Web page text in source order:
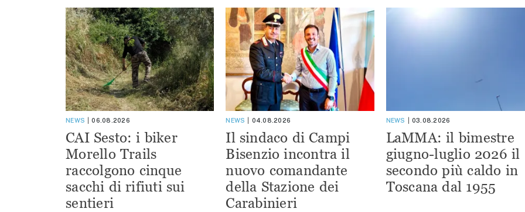
NEWS 06.08.2026
CAI Sesto: i biker
Morello Trails
raccolgono cinque
sacchi di rifiuti sui
sentieri
NEWS 04.08.2026
Il sindaco di Campi
Bisenzio incontra il
nuovo comandante
della Stazione dei
Carabinieri
NEWS 03.08.2026
LaMMA: il bimestre
giugno-luglio 2026 il
secondo più caldo in
Toscana dal 1955